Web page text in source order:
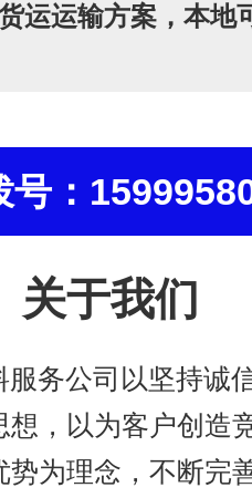
运运输方案，本地
号：
关于我们
务公司以坚持诚
想，以为客户创造
势为理念，不断完